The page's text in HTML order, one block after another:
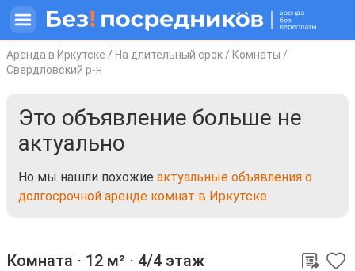
Аренда в Иркутске / На длительный срок / Комнаты /
Свердловский р-н
Это объявление больше не
актуально
Но мы нашли похожие актуальные объявления о
долгосрочной аренде комнат в Иркутске
Комната ⋅ 12 м² ⋅ 4/4 этаж